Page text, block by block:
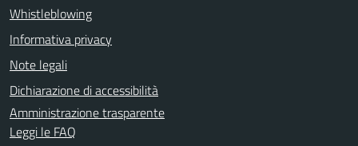
Whistleblowing
Informativa privacy
Note legali
Dichiarazione di accessibilità
Amministrazione trasparente
Leggi le FAQ